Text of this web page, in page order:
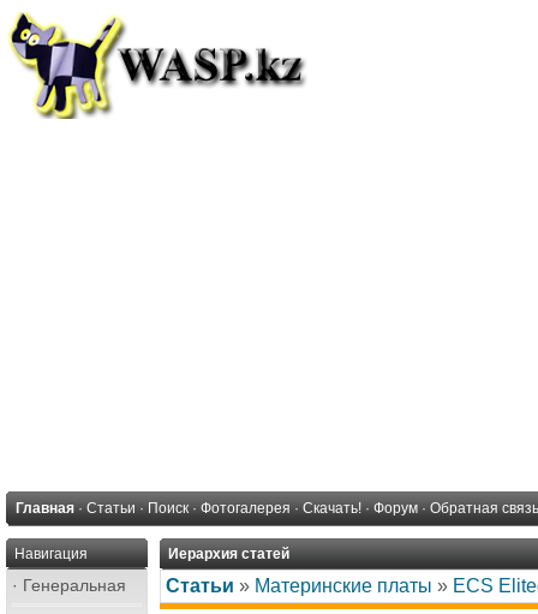
Главная · Статьи · Поиск · Фотогалерея · Скачать! · Форум · Обратная связь
Навигация
· Генеральная
Иерархия статей
Статьи » Материнские платы » ECS